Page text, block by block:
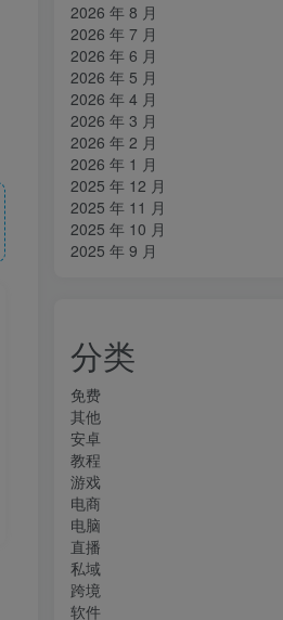
2026 年 8 月
2026 年 7 月
2026 年 6 月
2026 年 5 月
2026 年 4 月
2026 年 3 月
2026 年 2 月
2026 年 1 月
2025 年 12 月
2025 年 11 月
2025 年 10 月
2025 年 9 月
分类
免费
其他
安卓
教程
游戏
电商
电脑
直播
私域
跨境
软件